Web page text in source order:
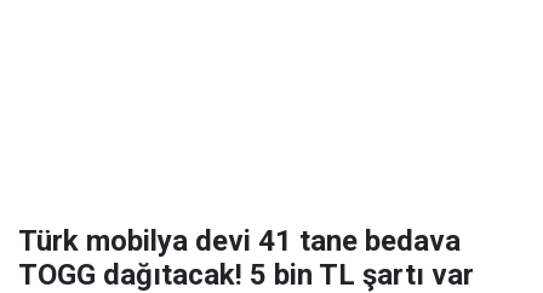
Türk mobilya devi 41 tane bedava
TOGG dağıtacak! 5 bin TL şartı var